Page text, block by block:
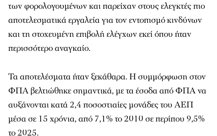
των φορολογουμένων και παρείχαν στους ελεγκτές πιο
αποτελεσματικά εργαλεία για τον εντοπισμό κινδύνων
και τη στοχευμένη επιβολή ελέγχων εκεί όπου ήταν
περισσότερο αναγκαίο.
Τα αποτελέσματα ήταν ξεκάθαρα. Η συμμόρφωση στον
ΦΠΑ βελτιώθηκε σημαντικά, με τα έσοδα από ΦΠΑ να
αυξάνονται κατά 2,4 ποσοστιαίες μονάδες του ΑΕΠ
μέσα σε 15 χρόνια, από 7,1% το 2010 σε περίπου 9,5%
το 2025.